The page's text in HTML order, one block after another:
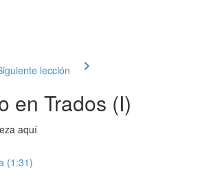
lección
en Trados (I)
aquí
(1:31)